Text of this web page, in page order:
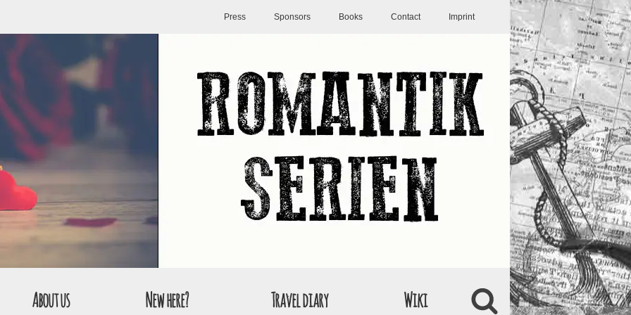
Press Sponsors Books Contact Imprint
About us New here? Travel diary Wiki